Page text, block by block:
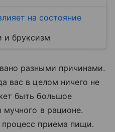
на состояние
и бруксизм
разными причинами.
вас в целом ничего не
быть большое
мучного в рационе.
приема пищи.